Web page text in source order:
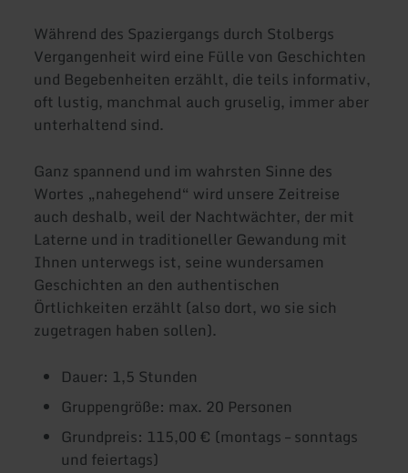
Während des Spaziergangs durch Stolbergs
Vergangenheit wird eine Fülle von Geschichten
und Begebenheiten erzählt, die teils informativ,
oft lustig, manchmal auch gruselig, immer aber
unterhaltend sind.
Ganz spannend und im wahrsten Sinne des
Wortes „nahegehend“ wird unsere Zeitreise
auch deshalb, weil der Nachtwächter, der mit
Laterne und in traditioneller Gewandung mit
Ihnen unterwegs ist, seine wundersamen
Geschichten an den authentischen
Örtlichkeiten erzählt (also dort, wo sie sich
zugetragen haben sollen).
Dauer: 1,5 Stunden
Gruppengröße: max. 20 Personen
Grundpreis: 115,00 € (montags – sonntags
und feiertags)